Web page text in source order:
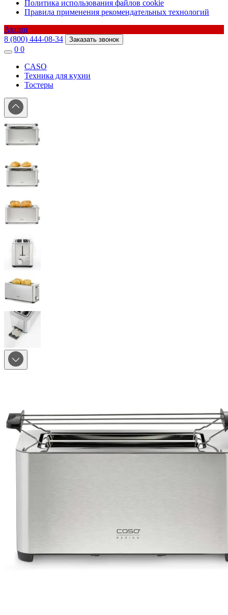
Политика использования файлов cookie
Правила применения рекомендательных технологий
Акции
8 (800) 444-08-34
Заказать звонок
0 0
CASO
Техника для кухни
Тостеры